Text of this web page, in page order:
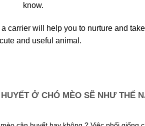
know.
carrier will help you to nurture and
and useful animal.
Ở CHÓ MÈO SẼ NHƯ THẾ